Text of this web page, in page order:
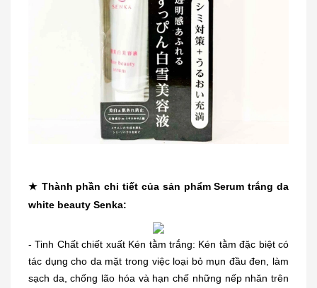
★ Thành phần chi tiết của sản phẩm Serum trắng da
white beauty Senka:
- Tinh Chất chiết xuất Kén tằm trắng: Kén tằm đặc biệt có
tác dụng cho da mặt trong việc loại bỏ mụn đầu đen, làm
sạch da, chống lão hóa và hạn chế những nếp nhăn trên